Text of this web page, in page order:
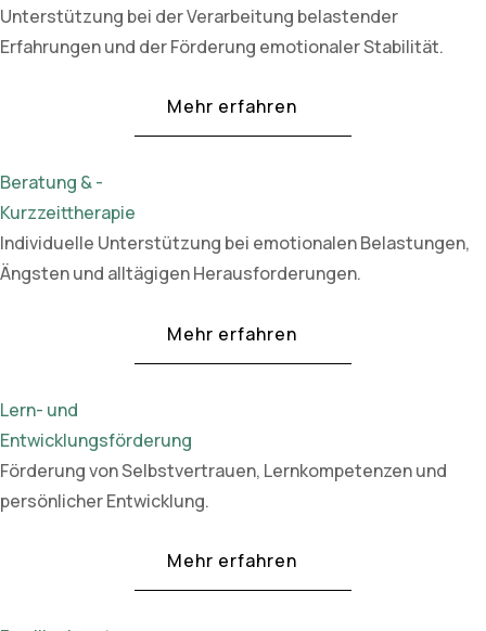
Unterstützung bei der Verarbeitung belastender
Erfahrungen und der Förderung emotionaler Stabilität.
Mehr erfahren
Beratung & -
Kurzzeittherapie
Individuelle Unterstützung bei emotionalen Belastungen,
Ängsten und alltägigen Herausforderungen.
Mehr erfahren
Lern- und
Entwicklungsförderung
Förderung von Selbstvertrauen, Lernkompetenzen und
persönlicher Entwicklung.
Mehr erfahren